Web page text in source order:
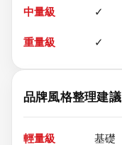
✓
✓
品牌風格整理建議
基礎